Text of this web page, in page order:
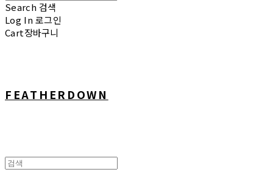
Search 검색
Log In 로그인
Cart장바구니
FEATHERDOWN